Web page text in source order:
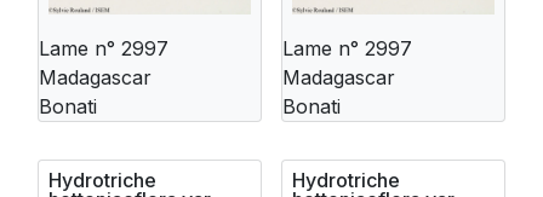
Lame n° 2997
Madagascar
Bonati
Lame n° 2997
Madagascar
Bonati
Hydrotriche
Hydrotriche